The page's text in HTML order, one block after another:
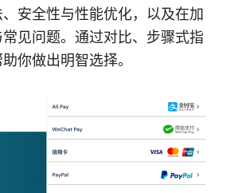
安全性与性能优化，以及在加
见问题。通过对比、步骤式指
你做出明智选择。